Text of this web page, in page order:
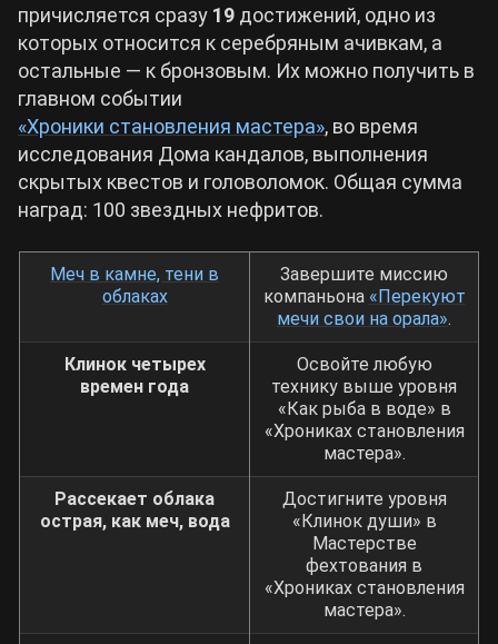
причисляется сразу 19 достижений, одно из
которых относится к серебряным ачивкам, а
остальные — к бронзовым. Их можно получить в
главном событии
«Хроники становления мастера», во время
исследования Дома кандалов, выполнения
скрытых квестов и головоломок. Общая сумма
наград: 100 звездных нефритов.
Меч в камне, тени в
облаках
Завершите миссию
компаньона «Перекуют
мечи свои на орала».
Клинок четырех
времен года
Освойте любую
технику выше уровня
«Как рыба в воде‎» в
«Хрониках становления
мастера».
Рассекает облака
острая, как меч, вода
Достигните уровня
«Клинок души» в
Мастерстве
фехтования в
«Хрониках становления
мастера».